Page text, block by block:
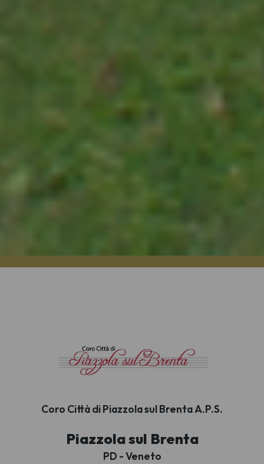
Coro Città di Piazzola sul Brenta A.P.S.
Piazzola sul Brenta
PD - Veneto